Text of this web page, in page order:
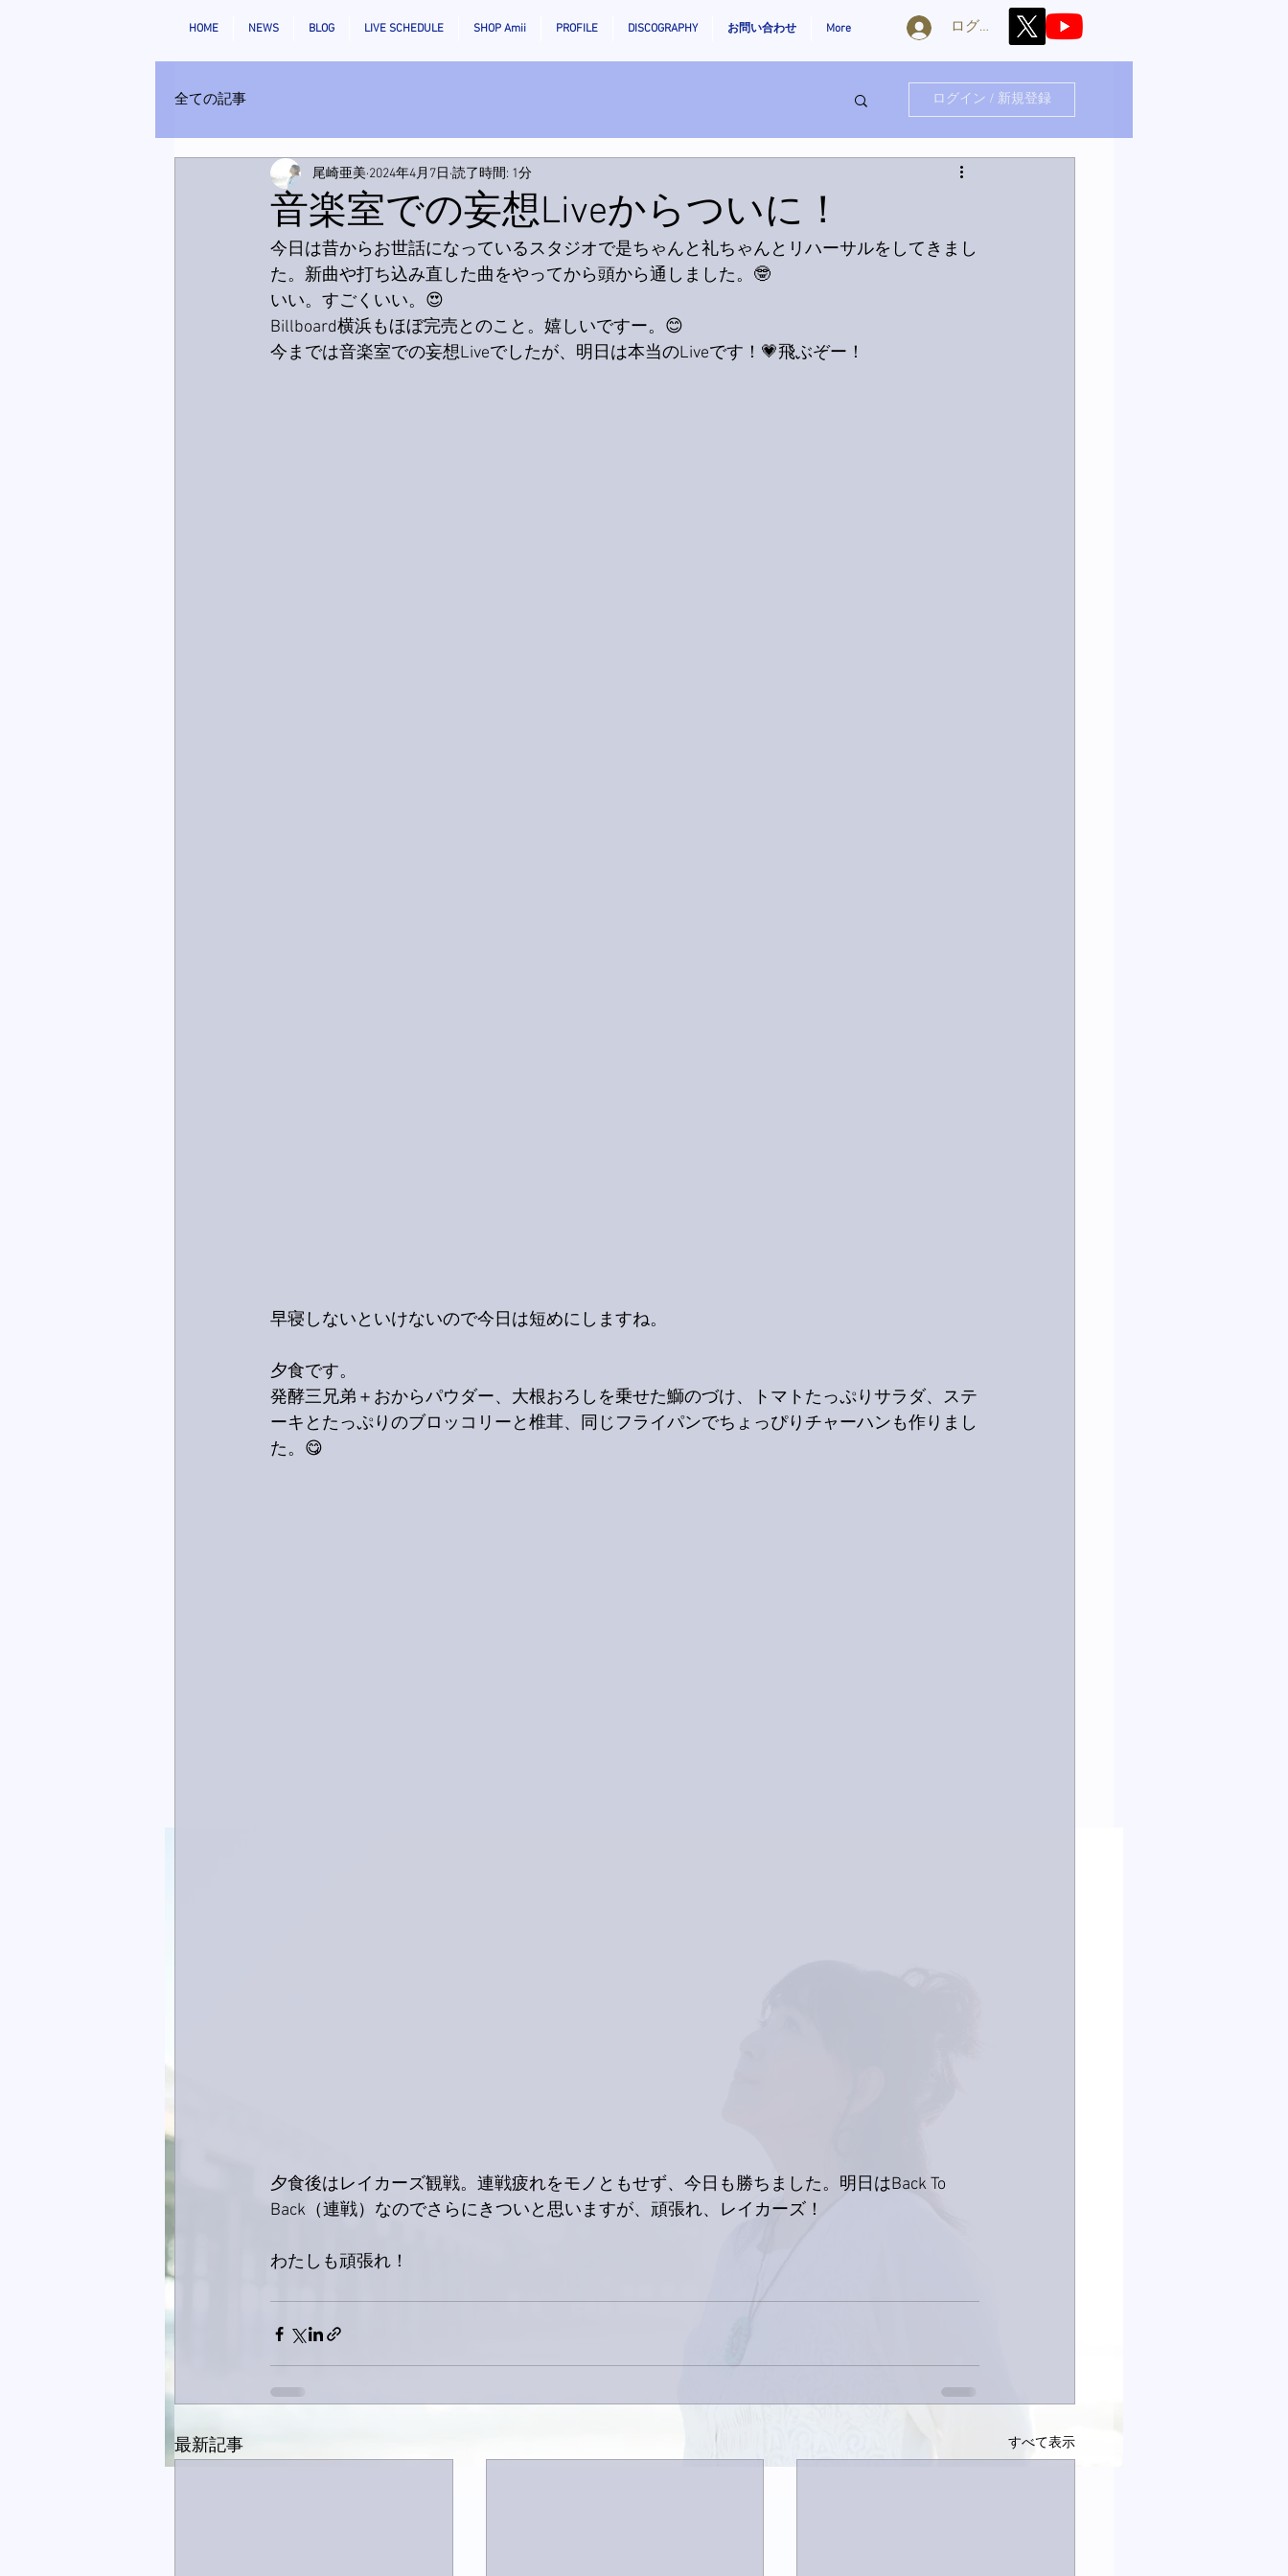
HOME NEWS BLOG LIVE SCHEDULE SHOP Amii PROFILE DISCOGRAPHY お問い合わせ More ログイン
全ての記事 ログイン / 新規登録
音楽室での妄想Liveからついに！
尾崎亜美 2024年4月7日 読了時間: 1分
今日は昔からお世話になっているスタジオで是ちゃんと礼ちゃんとリハーサルをしてきまし
た。新曲や打ち込み直した曲をやってから頭から通しました。🤓
いい。すごくいい。😍
Billboard横浜もほぼ完売とのこと。嬉しいですー。😊
今までは音楽室での妄想Liveでしたが、明日は本当のLiveです！💗飛ぶぞー！
早寝しないといけないので今日は短めにしますね。
夕食です。
発酵三兄弟＋おからパウダー、大根おろしを乗せた鰤のづけ、トマトたっぷりサラダ、ステ
ーキとたっぷりのブロッコリーと椎茸、同じフライパンでちょっぴりチャーハンも作りまし
た。😋
夕食後はレイカーズ観戦。連戦疲れをモノともせず、今日も勝ちました。明日はBack To
Back（連戦）なのでさらにきついと思いますが、頑張れ、レイカーズ！
わたしも頑張れ！
最新記事 すべて表示